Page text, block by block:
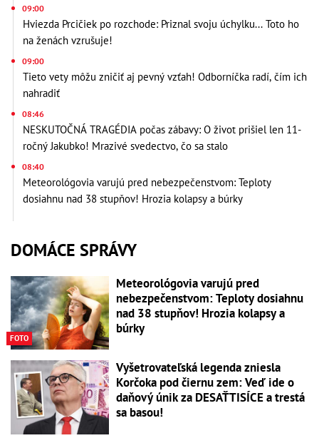
09:00
Hviezda Prcičiek po rozchode: Priznal svoju úchylku... Toto ho
na ženách vzrušuje!
09:00
Tieto vety môžu zničiť aj pevný vzťah! Odborníčka radí, čím ich
nahradiť
08:46
NESKUTOČNÁ TRAGÉDIA počas zábavy: O život prišiel len 11-
ročný Jakubko! Mrazivé svedectvo, čo sa stalo
08:40
Meteorológovia varujú pred nebezpečenstvom: Teploty
dosiahnu nad 38 stupňov! Hrozia kolapsy a búrky
DOMÁCE SPRÁVY
FOTO
Meteorológovia varujú pred
nebezpečenstvom: Teploty dosiahnu
nad 38 stupňov! Hrozia kolapsy a
búrky
Vyšetrovateľská legenda zniesla
Korčoka pod čiernu zem: Veď ide o
daňový únik za DESAŤTISÍCE a trestá
sa basou!